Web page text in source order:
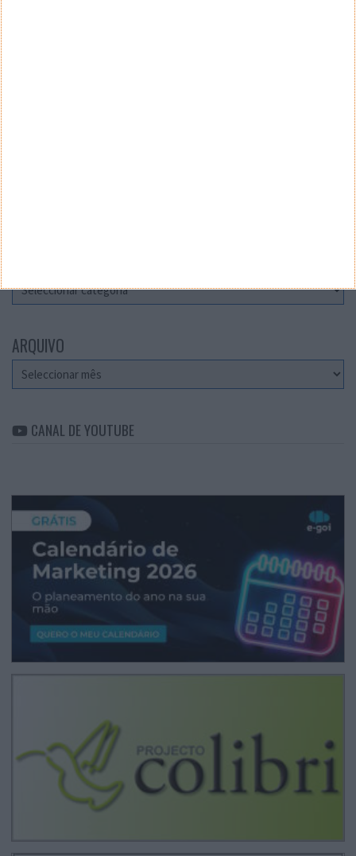
ARQUIVO
Arquivo
CANAL DE YOUTUBE